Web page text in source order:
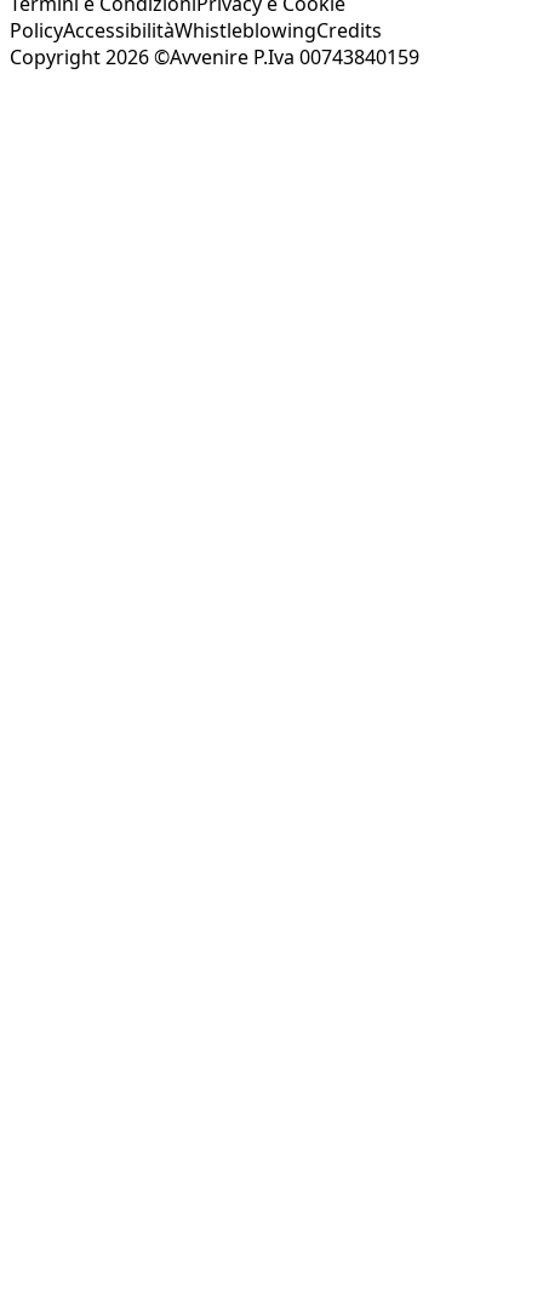
PolicyAccessibilitàWhistleblowingCredits
Copyright 2026 ©Avvenire P.Iva 00743840159